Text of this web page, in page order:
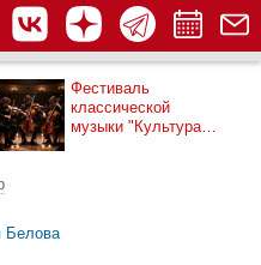
Фестиваль
классической
музыки "Культура